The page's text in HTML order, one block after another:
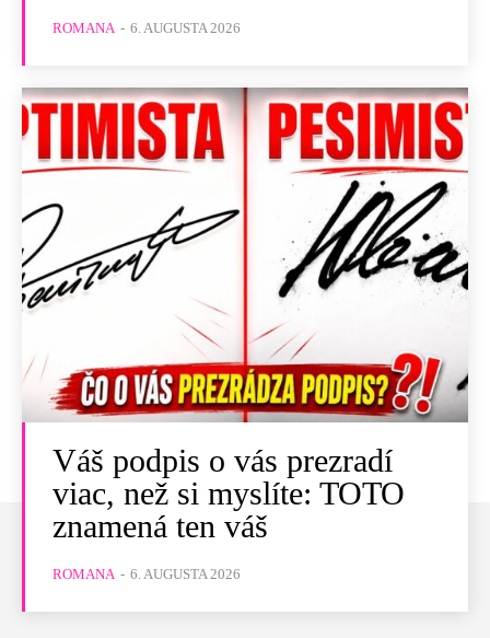
ROMANA - 6. AUGUSTA 2026
Váš podpis o vás prezradí
viac, než si myslíte: TOTO
znamená ten váš
ROMANA - 6. AUGUSTA 2026